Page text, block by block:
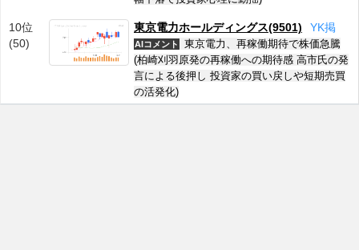
10位
(50)
東京電力ホールディングス(9501) YK掲
AIコメント
東京電力、再稼働期待で株価急騰
(柏崎刈羽原発の再稼働への期待感 高市氏の発
言による後押し 投資家の買い戻しや短期売買
の活発化)